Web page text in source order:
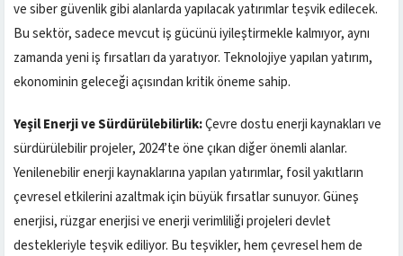
ve siber güvenlik gibi alanlarda yapılacak yatırımlar teşvik edilecek.
Bu sektör, sadece mevcut iş gücünü iyileştirmekle kalmıyor, aynı
zamanda yeni iş fırsatları da yaratıyor. Teknolojiye yapılan yatırım,
ekonominin geleceği açısından kritik öneme sahip.
Yeşil Enerji ve Sürdürülebilirlik:Çevre dostu enerji kaynakları ve
sürdürülebilir projeler, 2024’te öne çıkan diğer önemli alanlar.
Yenilenebilir enerji kaynaklarına yapılan yatırımlar, fosil yakıtların
çevresel etkilerini azaltmak için büyük fırsatlar sunuyor. Güneş
enerjisi, rüzgar enerjisi ve enerji verimliliği projeleri devlet
destekleriyle teşvik ediliyor. Bu teşvikler, hem çevresel hem de